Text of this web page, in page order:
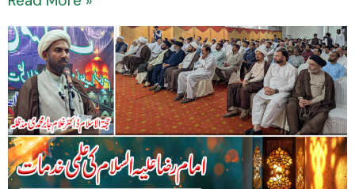
Imam
Raza
A.S.
ki
Ilmi
Khidmaat